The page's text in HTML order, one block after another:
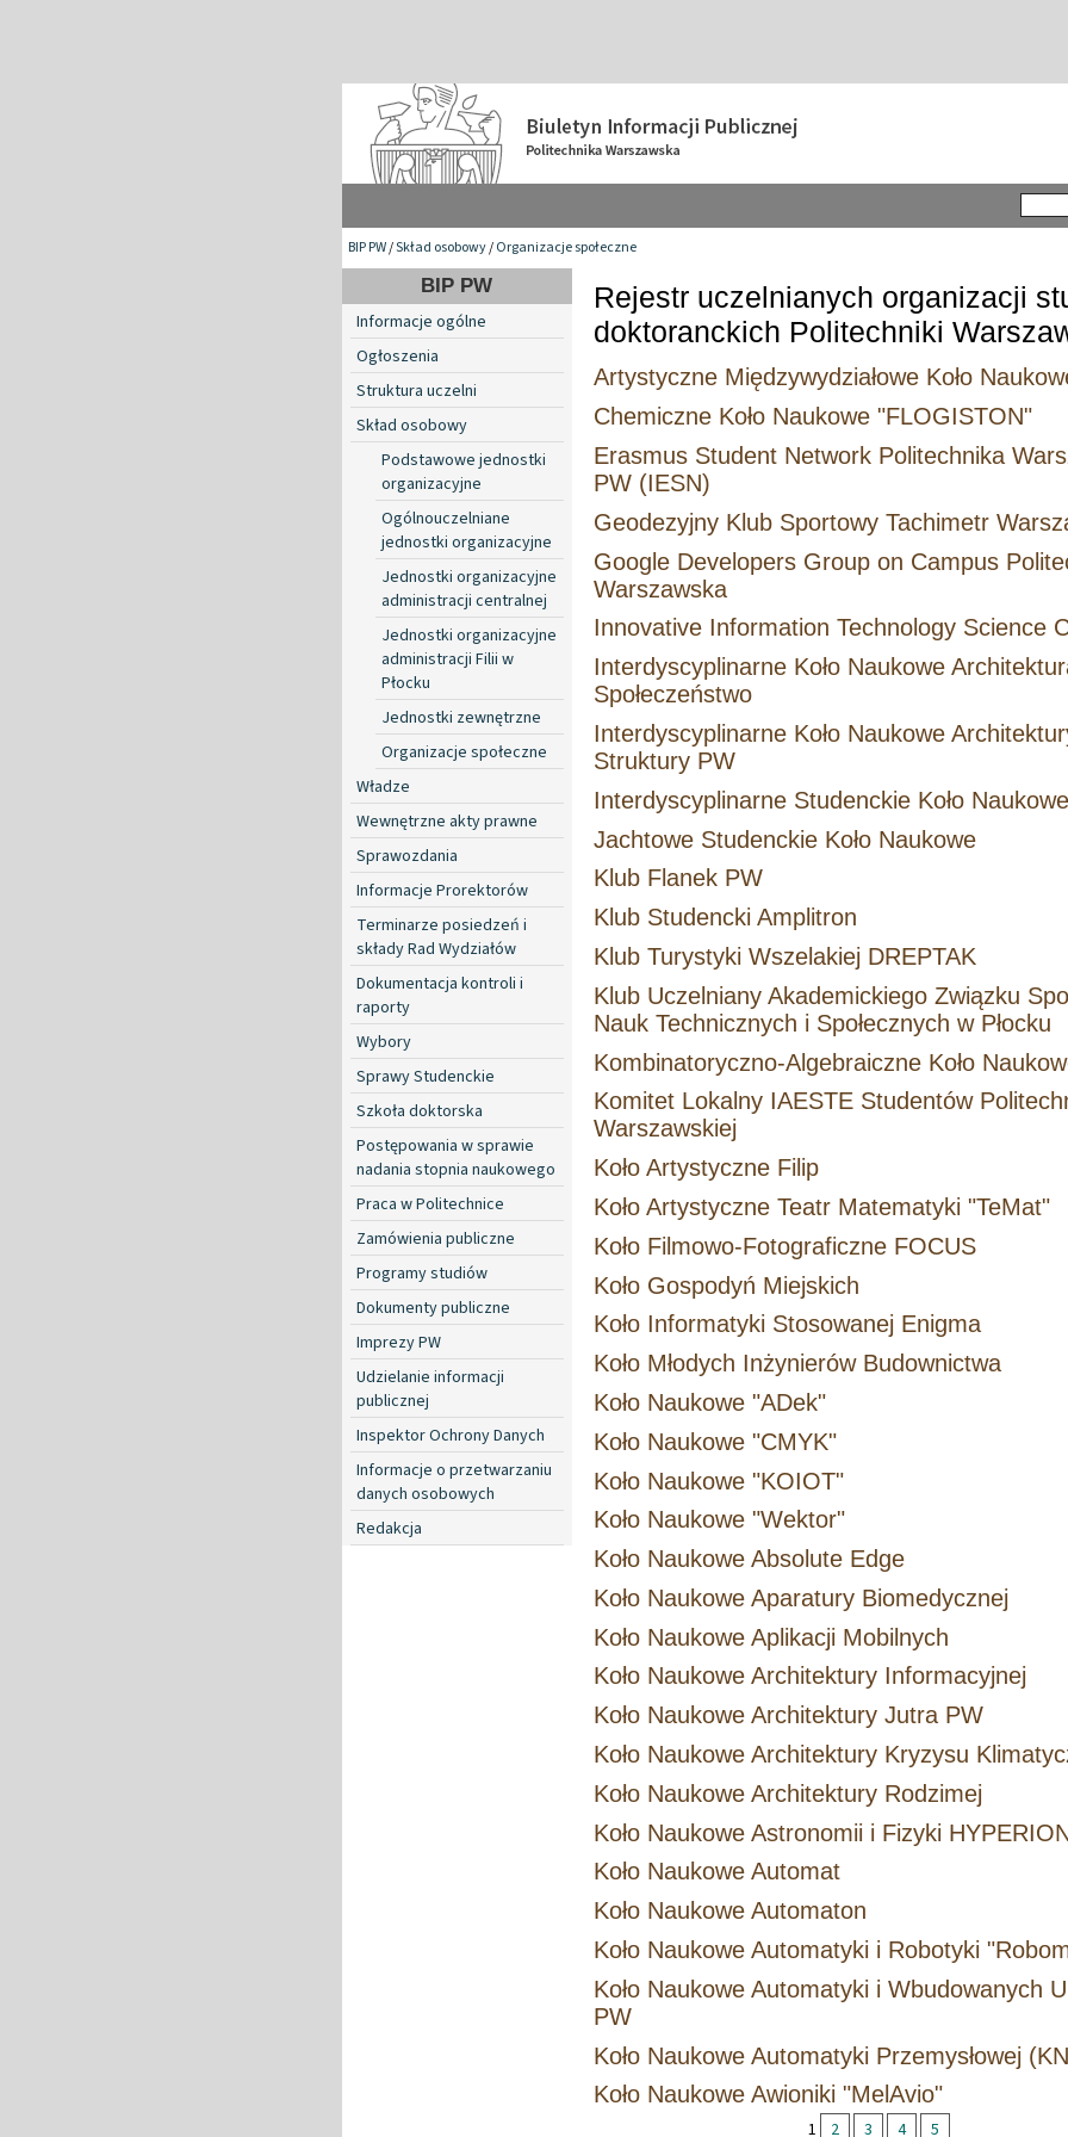
BIP PW/Skład osobowy/Organizacje społeczne
BIP PW
Informacje ogólne
Ogłoszenia
Struktura uczelni
Skład osobowy
Podstawowe jednostki
organizacyjne
Ogólnouczelniane
jednostki organizacyjne
Jednostki organizacyjne
administracji centralnej
Jednostki organizacyjne
administracji Filii w
Płocku
Jednostki zewnętrzne
Organizacje społeczne
Władze
Wewnętrzne akty prawne
Sprawozdania
Informacje Prorektorów
Terminarze posiedzeń i
składy Rad Wydziałów
Dokumentacja kontroli i
raporty
Wybory
Sprawy Studenckie
Szkoła doktorska
Postępowania w sprawie
nadania stopnia naukowego
Praca w Politechnice
Zamówienia publiczne
Programy studiów
Dokumenty publiczne
Imprezy PW
Udzielanie informacji
publicznej
Inspektor Ochrony Danych
Informacje o przetwarzaniu
danych osobowych
Redakcja
Rejestr uczelnianych organizacji
doktoranckich Politechniki
Artystyczne Międzywydziałowe Koło
Chemiczne Koło Naukowe "FLOGISTON"
Erasmus Student Network Politechnika
PW (IESN)
Geodezyjny Klub Sportowy Tachimetr
Google Developers Group on Campus
Warszawska
Innovative Information Technology Science
Interdyscyplinarne Koło Naukowe
Społeczeństwo
Interdyscyplinarne Koło Naukowe
Struktury PW
Interdyscyplinarne Studenckie Koło
Jachtowe Studenckie Koło Naukowe
Klub Flanek PW
Klub Studencki Amplitron
Klub Turystyki Wszelakiej DREPTAK
Klub Uczelniany Akademickiego Związku
Nauk Technicznych i Społecznych w Płocku
Kombinatoryczno-Algebraiczne Koło
Komitet Lokalny IAESTE Studentów
Warszawskiej
Koło Artystyczne Filip
Koło Artystyczne Teatr Matematyki "TeMat"
Koło Filmowo-Fotograficzne FOCUS
Koło Gospodyń Miejskich
Koło Informatyki Stosowanej Enigma
Koło Młodych Inżynierów Budownictwa
Koło Naukowe "ADek"
Koło Naukowe "CMYK"
Koło Naukowe "KOIOT"
Koło Naukowe "Wektor"
Koło Naukowe Absolute Edge
Koło Naukowe Aparatury Biomedycznej
Koło Naukowe Aplikacji Mobilnych
Koło Naukowe Architektury Informacyjnej
Koło Naukowe Architektury Jutra PW
Koło Naukowe Architektury Kryzysu
Koło Naukowe Architektury Rodzimej
Koło Naukowe Astronomii i Fizyki
Koło Naukowe Automat
Koło Naukowe Automaton
Koło Naukowe Automatyki i Robotyki
Koło Naukowe Automatyki i Wbudowanych
PW
Koło Naukowe Automatyki Przemysłowej
Koło Naukowe Awioniki "MelAvio"
1 2 3 4 5